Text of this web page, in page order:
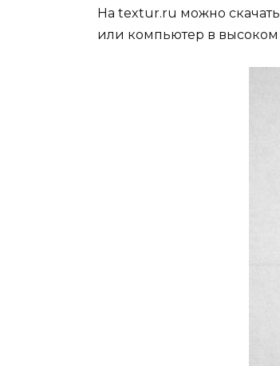
На textur.ru можно
или компьютер в